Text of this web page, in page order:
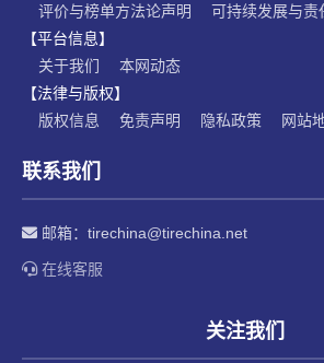
评价与榜单方法论声明
可持续发展与责
【平台信息】
关于我们
本网动态
【法律与版权】
版权信息
免责声明 隐私政策 网站
联系我们
邮箱： tirechina@tirechina.net
在线客服
关注我们